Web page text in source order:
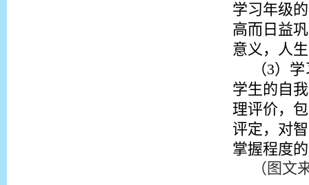
学习年级
高而日益
意义，人
（3）
学生的自
理评价，
评定，对
掌握程度
（图文